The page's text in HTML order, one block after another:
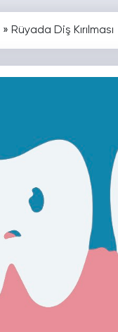
» Rüyada Diş Kırılması